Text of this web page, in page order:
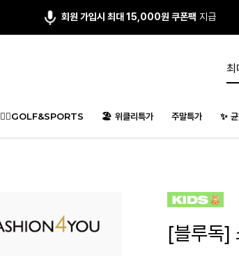
회원 가입시 최대 15,000원 쿠폰팩 지급
🏌️‍♂️GOLF&SPORTS 🏖️ 위클리특가 주말특가 ✨
[블루독]